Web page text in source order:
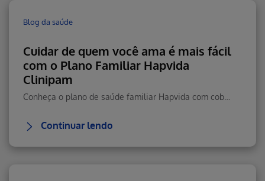
Blog da saúde
Cuidar de quem você ama é mais fácil
com o Plano Familiar Hapvida
Clinipam
Continuar lendo